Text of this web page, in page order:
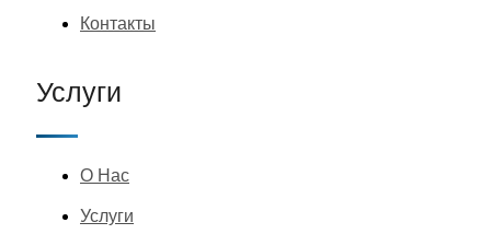
Контакты
Услуги
О Нас
Услуги